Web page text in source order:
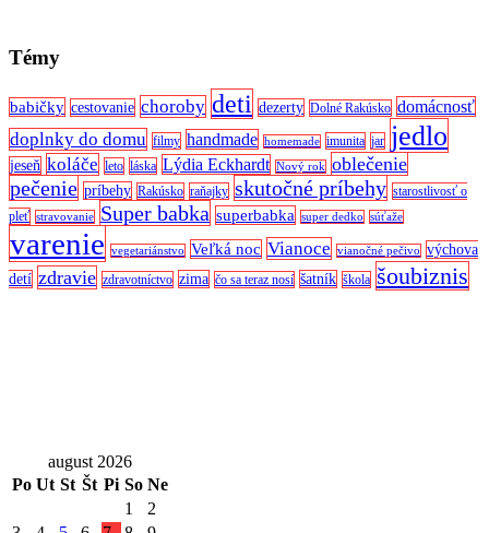
Témy
babičky cestovanie choroby deti dezerty Dolné Rakúsko domácnosť
doplnky do domu filmy handmade homemade imunita jar jedlo
jeseň koláče leto láska Lýdia Eckhardt Nový rok oblečenie
pečenie príbehy Rakúsko raňajky skutočné príbehy starostlivosť o
pleť stravovanie Super babka superbabka super dedko súťaže
varenie vegetariánstvo Veľká noc Vianoce vianočné pečivo
výchova
detí zdravie zdravotníctvo zima čo sa teraz nosí šatník škola šoubiznis
august 2026
Po Ut St Št Pi So Ne
1
2